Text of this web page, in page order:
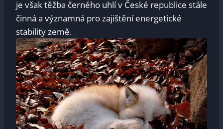
je však těžba černého uhlí v České republice stále
činná a významná pro zajištění energetické
stability země.